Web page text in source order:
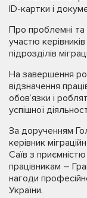
ID-картки і
Про проблемні та
участю
підрозділів
На завершення
відзначення
обов’язки і
успішної
За дорученням
керівник
Саїв з
працівникам –
нагоди
України.